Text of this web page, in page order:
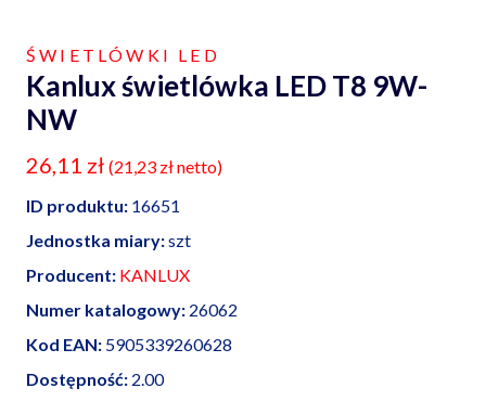
ŚWIETLÓWKI LED
Kanlux świetlówka LED T8 9W-
NW
26,11 zł (21,23 złnetto)
ID produktu: 16651
Jednostka miary:szt
Producent: KANLUX
Numer katalogowy: 26062
Kod EAN: 5905339260628
Dostępność: 2.00